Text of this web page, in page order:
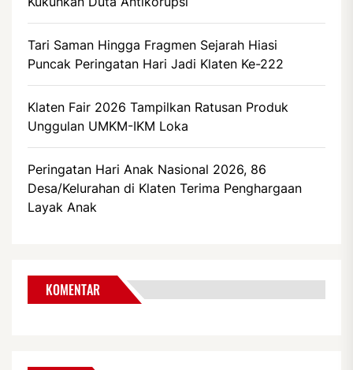
Tari Saman Hingga Fragmen Sejarah Hiasi
Puncak Peringatan Hari Jadi Klaten Ke-222
Klaten Fair 2026 Tampilkan Ratusan Produk
Unggulan UMKM-IKM Loka
Peringatan Hari Anak Nasional 2026, 86
Desa/Kelurahan di Klaten Terima Penghargaan
Layak Anak
KOMENTAR